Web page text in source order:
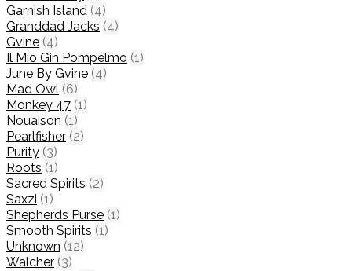
Garnish Island (4)
Granddad Jacks (4)
Gvine (4)
Il Mio Gin Pompelmo (1)
June By Gvine (4)
Mad Owl (6)
Monkey 47 (1)
Nouaison (1)
Pearlfisher (2)
Purity (3)
Roots (1)
Sacred Spirits (2)
Saxzi (1)
Shepherds Purse (1)
Smooth Spirits (1)
Unknown (12)
Walcher (3)